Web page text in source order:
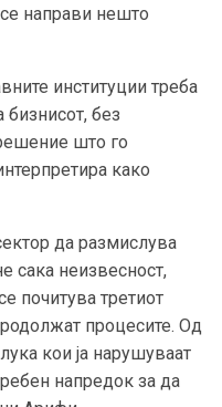
се направи нешто
институции треба
бизнисот, без
што го
како
да размислува
сака неизвесност,
почитува третиот
процесите. Од
кои ја нарушуваат
напредок за да